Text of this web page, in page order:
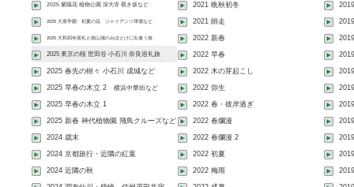
2025 紫陽花 植物公園 深大寺 覗き坂など
2025 大泉学園 初夏の花 ジャイアンツ球場など
2025 大和四寺巡礼と南山城のみほとけに出逢う旅
2025 東京の桜 世田谷 小石川 奈良巡礼旅
2025 春先の樹々 小石川 成城など
2025 早春の木立 2 横浜中華街など
2025 早春の木立 1
2025 新春 神代植物園 飛鳥クルーズなど
2024 歳末
2024 京都旅行・近隣の紅葉
2024 近隣の秋
2021 晩秋初冬
2021 師走
2022 新春
2022 早春
2022 木の芽起こし
2022 弥生
2022 春・彼岸過ぎ
2022 春爛漫
2022 春爛漫 2
2022 初夏
2022 梅雨